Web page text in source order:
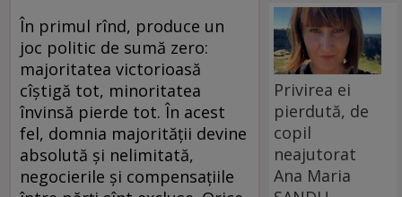
În primul rînd, produce un
joc politic de sumă zero:
majoritatea victorioasă
cîștigă tot, minoritatea
învinsă pierde tot. În acest
fel, domnia majorității devine
absolută și nelimitată,
negocierile și compensațiile
Privirea ei
pierdută, de
copil
neajutorat
Ana Maria